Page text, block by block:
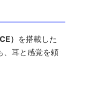
） を搭載した
、耳と感覚を頼